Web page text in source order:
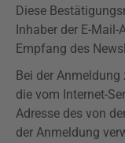
Diese
Inhaber der E-
Empfang des
Bei der
die vom Internet-
Adresse des von
der Anmeldung